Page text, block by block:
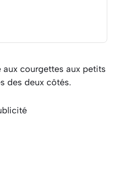
aux courgettes aux petits
des deux côtés.